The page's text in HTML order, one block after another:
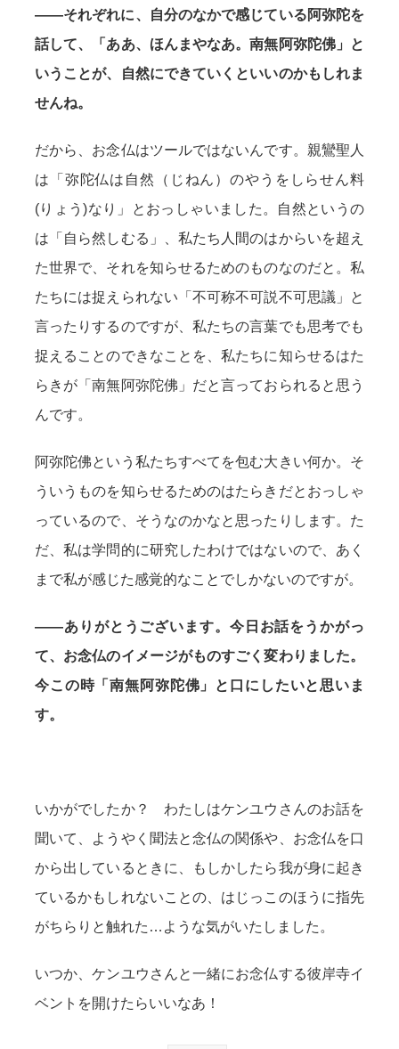
——それぞれに、自分のなかで感じている阿弥陀を
話して、「ああ、ほんまやなあ。南無阿弥陀佛」と
いうことが、自然にできていくといいのかもしれま
せんね。
だから、お念仏はツールではないんです。親鸞聖人
は「弥陀仏は自然（じねん）のやうをしらせん料
(りょう)なり」とおっしゃいました。自然というの
は「自ら然しむる」、私たち人間のはからいを超え
た世界で、それを知らせるためのものなのだと。私
たちには捉えられない「不可称不可説不可思議」と
言ったりするのですが、私たちの言葉でも思考でも
捉えることのできなことを、私たちに知らせるはた
らきが「南無阿弥陀佛」だと言っておられると思う
んです。
阿弥陀佛という私たちすべてを包む大きい何か。そ
ういうものを知らせるためのはたらきだとおっしゃ
っているので、そうなのかなと思ったりします。た
だ、私は学問的に研究したわけではないので、あく
まで私が感じた感覚的なことでしかないのですが。
——ありがとうございます。今日お話をうかがっ
て、お念仏のイメージがものすごく変わりました。
今この時「南無阿弥陀佛」と口にしたいと思いま
す。
いかがでしたか？ わたしはケンユウさんのお話を
聞いて、ようやく聞法と念仏の関係や、お念仏を口
から出しているときに、もしかしたら我が身に起き
ているかもしれないことの、はじっこのほうに指先
がちらりと触れた…ような気がいたしました。
いつか、ケンユウさんと一緒にお念仏する彼岸寺イ
ベントを開けたらいいなあ！